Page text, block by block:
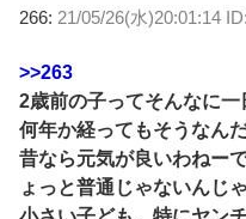
266: 21/05/26(水)20:01:14
>>263
2歳前の子ってそんなに
何年か経ってもそうなん
昔なら元気が良いわねー
ょっと普通じゃないんじ